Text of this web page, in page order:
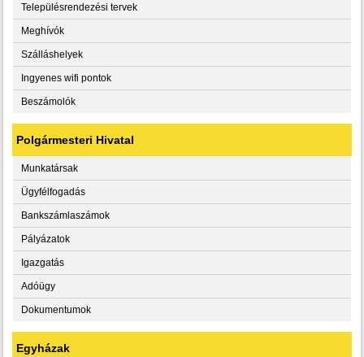
Településrendezési tervek
Meghívók
Szálláshelyek
Ingyenes wifi pontok
Beszámolók
Polgármesteri Hivatal
Munkatársak
Ügyfélfogadás
Bankszámlaszámok
Pályázatok
Igazgatás
Adóügy
Dokumentumok
Egyházak